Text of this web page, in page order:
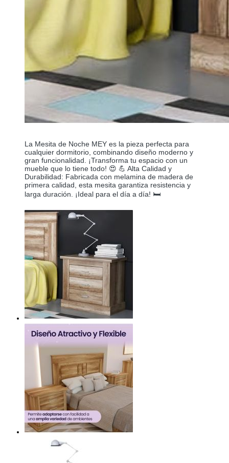
La Mesita de Noche MEY es la pieza perfecta para
cualquier dormitorio, combinando diseño moderno y
gran funcionalidad. ¡Transforma tu espacio con un
mueble que lo tiene todo! 😍 💪 Alta Calidad y
Durabilidad: Fabricada con melamina de madera de
primera calidad, esta mesita garantiza resistencia y
larga duración. ¡Ideal para el día a día! 🛏️